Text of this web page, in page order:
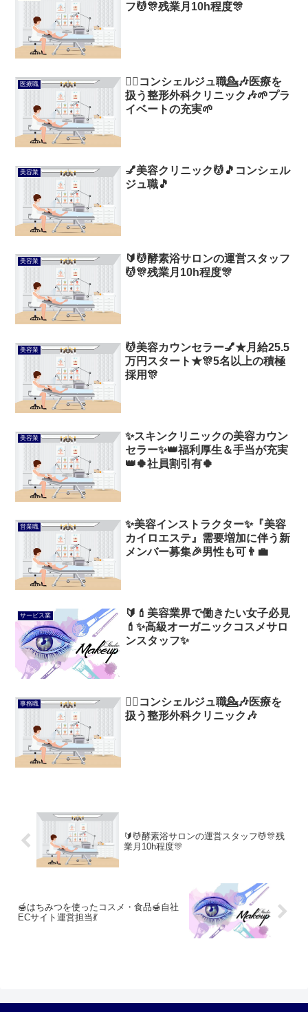
フ💆🎊残業月10h程度🎊
医療職
💁‍♂️コンシェルジュ職💁🎶医療を
扱う整形外科クリニック🎶🌱プラ
イベートの充実🌱
美容業
💅美容クリニック💆🎵コンシェル
ジュ職🎵
美容業
🔰💆酵素浴サロンの運営スタッフ
💆🎊残業月10h程度🎊
美容業
💆美容カウンセラー💅★月給25.5
万円スタート★🎊5名以上の積極
採用🎊
美容業
✨スキンクリニックの美容カウン
セラー✨👑福利厚生＆手当が充実
👑🍀社員割引有🍀
営業職
✨美容インストラクター✨『美容
カイロエステ』需要増加に伴う新
メンバー募集🎉男性も可👨‍💼
サービス業
🔰💄美容業界で働きたい女子必見
💄✨高級オーガニックコスメサロ
ンスタッフ✨
事務職
💁‍♂️コンシェルジュ職💁🎶医療を
扱う整形外科クリニック🎶
🔰💆酵素浴サロンの運営スタッフ💆🎊残
業月10h程度🎊
🍯はちみつを使ったコスメ・食品🍯自社
ECサイト運営担当💃